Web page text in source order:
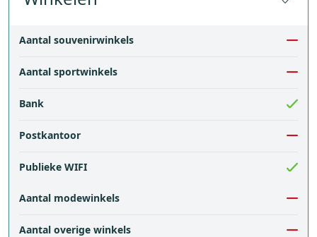
Aantal souvenirwinkels
Aantal sportwinkels
Bank
Postkantoor
Publieke WIFI
Aantal modewinkels
Aantal overige winkels